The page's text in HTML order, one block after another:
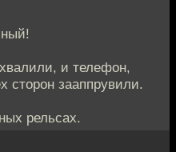
и телефон,
сторон зааппрувили.
рельсах.